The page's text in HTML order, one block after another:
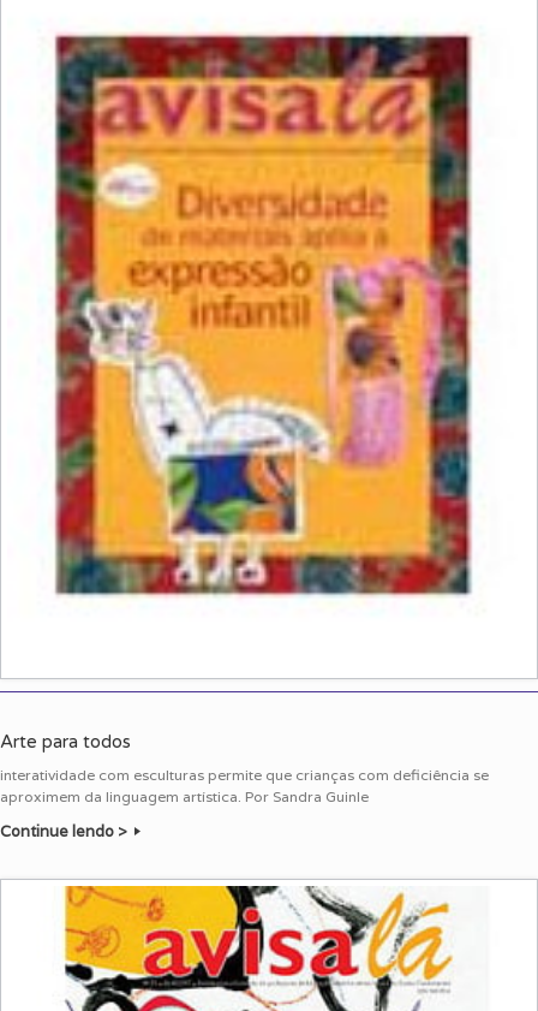
Arte para todos
interatividade com esculturas permite que crianças com deficiência se
aproximem da linguagem artística. Por Sandra Guinle
Continue lendo >